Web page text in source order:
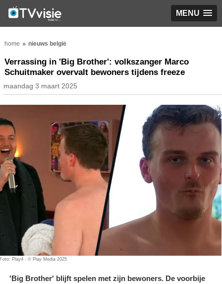
MENU
home nieuws belgië
Verrassing in 'Big Brother': volkszanger Marco
Schuitmaker overvalt bewoners tijdens freeze
maandag 3 maart 2025
Foto: Play4 - © Play Media 2025
'Big Brother' blijft spelen met zijn bewoners. De voorbije